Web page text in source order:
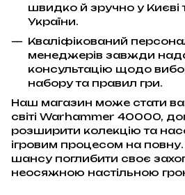
швидко й зручно у Києві
України.
Кваліфікований
менеджерів завжди
консультацію щодо
набору та правил гри.
Наш магазин може стати
світі Warhammer 40000,
розширити колекцію та
ігровим процесом на
шансу поглибити своє
неосяжною настільною